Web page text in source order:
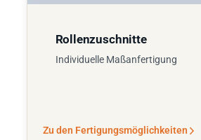
Rollenzuschnitte
Individuelle Maßanfertigung
Zu den Fertigungsmöglichkeiten